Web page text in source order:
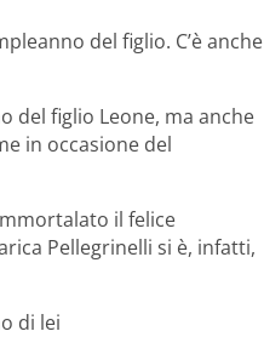
del figlio. C’è anche
del figlio Leone, ma anche
in occasione del
il felice
Pellegrinelli si è, infatti,
di lei